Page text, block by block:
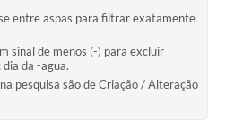
entre aspas para filtrar exatamente
sinal de menos (-) para excluir
da -agua.
pesquisa são de Criação / Alteração